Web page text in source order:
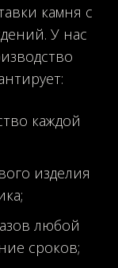
камня с
У нас
каждой
изделия
любой
сроков;